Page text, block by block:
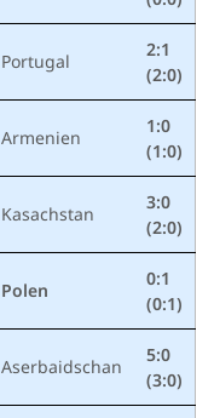
Portugal
2:1
(2:0)
Armenien
1:0
(1:0)
Kasachstan
3:0
(2:0)
Polen
0:1
(0:1)
Aserbaidschan
5:0
(3:0)